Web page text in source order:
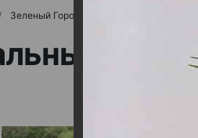
Зеленый Город